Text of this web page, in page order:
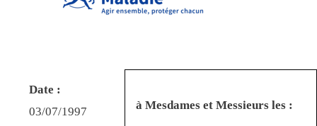
Date :
03/07/1997
à Mesdames et Messieurs les :